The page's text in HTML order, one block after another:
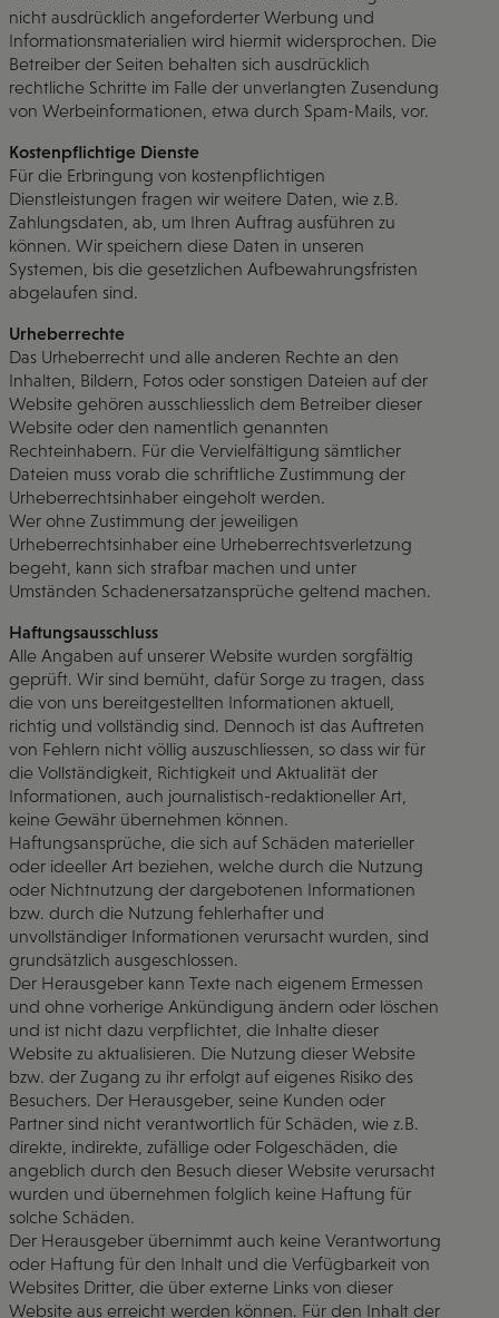
nicht ausdrücklich angeforderter Werbung und
Informationsmaterialien wird hiermit widersprochen. Die
Betreiber der Seiten behalten sich ausdrücklich
rechtliche Schritte im Falle der unverlangten Zusendung
von Werbeinformationen, etwa durch Spam-Mails, vor.
Kostenpflichtige Dienste
Für die Erbringung von kostenpflichtigen
Dienstleistungen fragen wir weitere Daten, wie z.B.
Zahlungsdaten, ab, um Ihren Auftrag ausführen zu
können. Wir speichern diese Daten in unseren
Systemen, bis die gesetzlichen Aufbewahrungsfristen
abgelaufen sind.
Urheberrechte
Das Urheberrecht und alle anderen Rechte an den
Inhalten, Bildern, Fotos oder sonstigen Dateien auf der
Website gehören ausschliesslich dem Betreiber dieser
Website oder den namentlich genannten
Rechteinhabern. Für die Vervielfältigung sämtlicher
Dateien muss vorab die schriftliche Zustimmung der
Urheberrechtsinhaber eingeholt werden.
Wer ohne Zustimmung der jeweiligen
Urheberrechtsinhaber eine Urheberrechtsverletzung
begeht, kann sich strafbar machen und unter
Umständen Schadenersatzansprüche geltend machen.
Haftungsausschluss
Alle Angaben auf unserer Website wurden sorgfältig
geprüft. Wir sind bemüht, dafür Sorge zu tragen, dass
die von uns bereitgestellten Informationen aktuell,
richtig und vollständig sind. Dennoch ist das Auftreten
von Fehlern nicht völlig auszuschliessen, so dass wir für
die Vollständigkeit, Richtigkeit und Aktualität der
Informationen, auch journalistisch-redaktioneller Art,
keine Gewähr übernehmen können.
Haftungsansprüche, die sich auf Schäden materieller
oder ideeller Art beziehen, welche durch die Nutzung
oder Nichtnutzung der dargebotenen Informationen
bzw. durch die Nutzung fehlerhafter und
unvollständiger Informationen verursacht wurden, sind
grundsätzlich ausgeschlossen.
Der Herausgeber kann Texte nach eigenem Ermessen
und ohne vorherige Ankündigung ändern oder löschen
und ist nicht dazu verpflichtet, die Inhalte dieser
Website zu aktualisieren. Die Nutzung dieser Website
bzw. der Zugang zu ihr erfolgt auf eigenes Risiko des
Besuchers. Der Herausgeber, seine Kunden oder
Partner sind nicht verantwortlich für Schäden, wie z.B.
direkte, indirekte, zufällige oder Folgeschäden, die
angeblich durch den Besuch dieser Website verursacht
wurden und übernehmen folglich keine Haftung für
solche Schäden.
Der Herausgeber übernimmt auch keine Verantwortung
oder Haftung für den Inhalt und die Verfügbarkeit von
Websites Dritter, die über externe Links von dieser
Website aus erreicht werden können. Für den Inhalt der